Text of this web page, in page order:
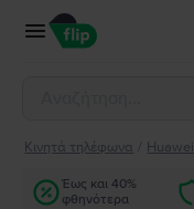
Κινητά τηλέφωνα Huawei
Έως και 40%
φθηνότερα